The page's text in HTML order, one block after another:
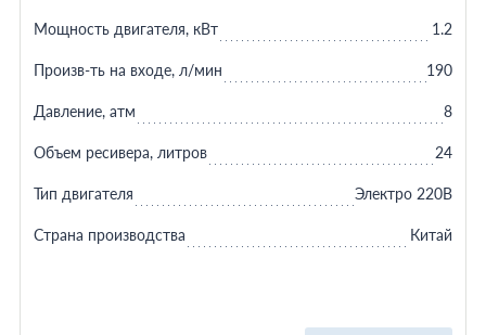
Мощность двигателя, кВт 1.2
Произв-ть на входе, л/мин 190
Давление, атм 8
Объем ресивера, литров 24
Тип двигателя Электро 220В
Страна производства Китай